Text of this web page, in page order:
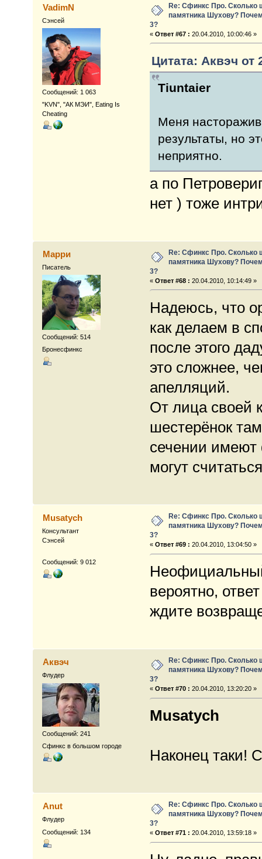
VadimN
Сэнсей
Сообщений: 1 063
"KVN", "АК МЭИ", Eating Is
Cheating
Re: Сфинкс Про. Сколько
памятника Шухову?
3?
« Ответ #67 : 20.04.2010, 10:00:46 »
Цитата: Аквэч от
Tiuntaier
Меня
результаты, но
неприятно.
а по
нет ) тоже
Марри
Писатель
Сообщений: 514
Бронесфинкс
Re: Сфинкс Про. Сколько
памятника Шухову?
3?
« Ответ #68 : 20.04.2010, 10:14:49 »
Надеюсь, что
как делаем в
после этого
это сложнее,
апелляций.
От лица своей
шестерёнок
сечении
могут
Musatych
Консультант
Сэнсей
Сообщений: 9 012
Re: Сфинкс Про. Сколько
памятника Шухову?
3?
« Ответ #69 : 20.04.2010, 13:04:50 »
вероятно,
ждите
Аквэч
Флудер
Сообщений: 241
Сфинкс в большом городе
Re: Сфинкс Про. Сколько
памятника Шухову?
3?
« Ответ #70 : 20.04.2010, 13:20:20 »
Musatych
Наконец таки!
Anut
Флудер
Сообщений: 134
Re: Сфинкс Про. Сколько
памятника Шухову?
3?
« Ответ #71 : 20.04.2010, 13:59:18 »